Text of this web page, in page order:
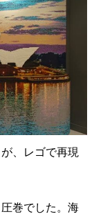
、レゴで再現
巻でした。海